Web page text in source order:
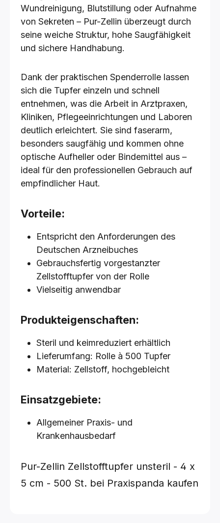
Wundreinigung, Blutstillung oder Aufnahme
von Sekreten – Pur-Zellin überzeugt durch
seine weiche Struktur, hohe Saugfähigkeit
und sichere Handhabung.
Dank der praktischen Spenderrolle lassen
sich die Tupfer einzeln und schnell
entnehmen, was die Arbeit in Arztpraxen,
Kliniken, Pflegeeinrichtungen und Laboren
deutlich erleichtert. Sie sind faserarm,
besonders saugfähig und kommen ohne
optische Aufheller oder Bindemittel aus –
ideal für den professionellen Gebrauch auf
empfindlicher Haut.
Vorteile:
Entspricht den Anforderungen des
Deutschen Arzneibuches
Gebrauchsfertig vorgestanzter
Zellstofftupfer von der Rolle
Vielseitig anwendbar
Produkteigenschaften:
Steril und keimreduziert erhältlich
Lieferumfang: Rolle à 500 Tupfer
Material: Zellstoff, hochgebleicht
Einsatzgebiete:
Allgemeiner Praxis- und
Krankenhausbedarf
Pur-Zellin Zellstofftupfer unsteril - 4 x
5 cm - 500 St. bei Praxispanda kaufen